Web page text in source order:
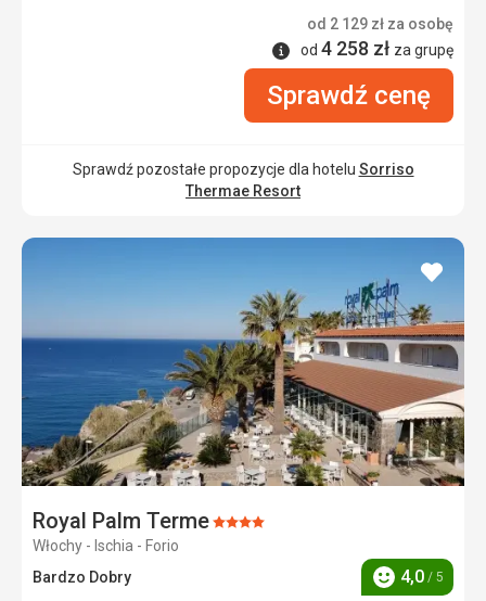
od 2 129 zł za osobę
Informacje
od 4 258 zł za grupę
Sprawdź cenę
Sprawdź pozostałe propozycje dla hotelu Sorriso
Thermae Resort
Royal Palm TermeOcena:
Włochy - Ischia - Forio
Bardzo Dobry
Ocena
4,0 / 5
dodaj